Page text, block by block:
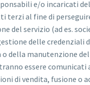
e/o incaricati
terzi al fine di
del servizio (ad es.
delle credenziali
o della manutenzione
essere comunicati
di vendita, fusione o